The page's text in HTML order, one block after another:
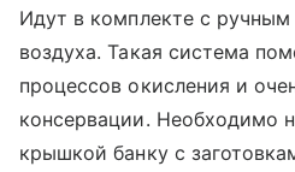
Идут в комплекте с
воздуха. Такая система
процессов окисления и
консервации. Необходимо
крышкой банку с